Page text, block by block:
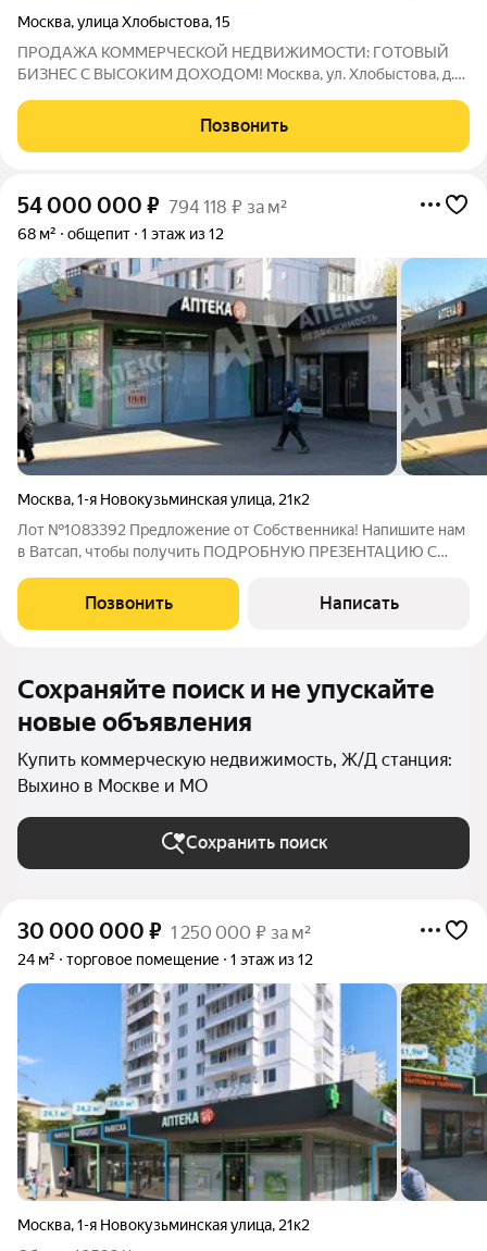
Москва,улица Хлобыстова,15
ПРОДАЖА КОММЕРЧЕСКОЙ НЕДВИЖИМОСТИ: ГОТОВЫЙ
БИЗНЕС С ВЫСОКИМ ДОХОДОМ! Москва, ул. Хлобыстова, д.
крупным транспортным узлом и метро гарантирует огромный
пешеходный и автомобильный трафик. Это
Позвонить
54 000 000 ₽ 794 118 ₽ за м²
68 м² общепит 1 этаж из 12
Москва,1-я Новокузьминская улица, 21к2
Лот №1083392 Предложение от Собственника! Напишите нам
в Ватсап, чтобы получить ПОДРОБНУЮ ПРЕЗЕНТАЦИЮ С
свободного назначения площадью 68 м2 всего в 1 мин. пешком
от станции метро Рязанский проспект.
Позвонить Написать
Сохраняйте поиск и не упускайте
новые объявления
Купить коммерческую недвижимость, Ж/Д станция:
Выхино в Москве и МО
Сохранить поиск
30 000 000 ₽ 1 250 000 ₽ за м²
24 м² торговое помещение 1 этаж из 12
Москва,1-я Новокузьминская улица, 21к2